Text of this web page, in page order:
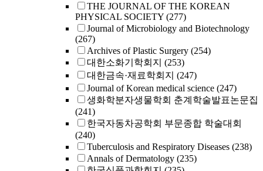
THE JOURNAL OF THE KOREAN
PHYSICAL SOCIETY (277)
Journal of Microbiology and Biotechnology
(267)
Archives of Plastic Surgery (254)
대한소화기학회지 (253)
대한금속·재료학회지 (247)
Journal of Korean medical science (247)
생화학분자생물학회 춘계학술발표논문집
(241)
한국자동차공학회 부문종합 학술대회
(240)
Tuberculosis and Respiratory Diseases (238)
Annals of Dermatology (235)